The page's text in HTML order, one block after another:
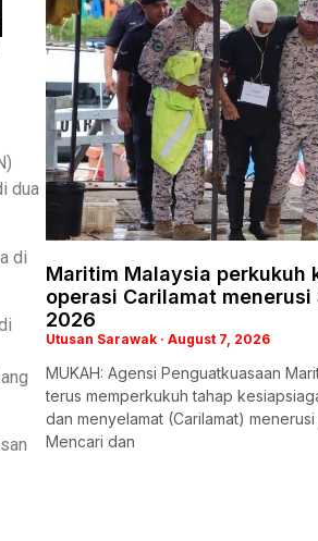
dua
di
Maritim Malaysia perkukuh
operasi Carilamat menerusi
2026
Utusan Sarawak August 7, 2026
MUKAH: Agensi Penguatkuasaan
terus memperkukuh tahap
dan menyelamat (Carilamat)
Mencari dan